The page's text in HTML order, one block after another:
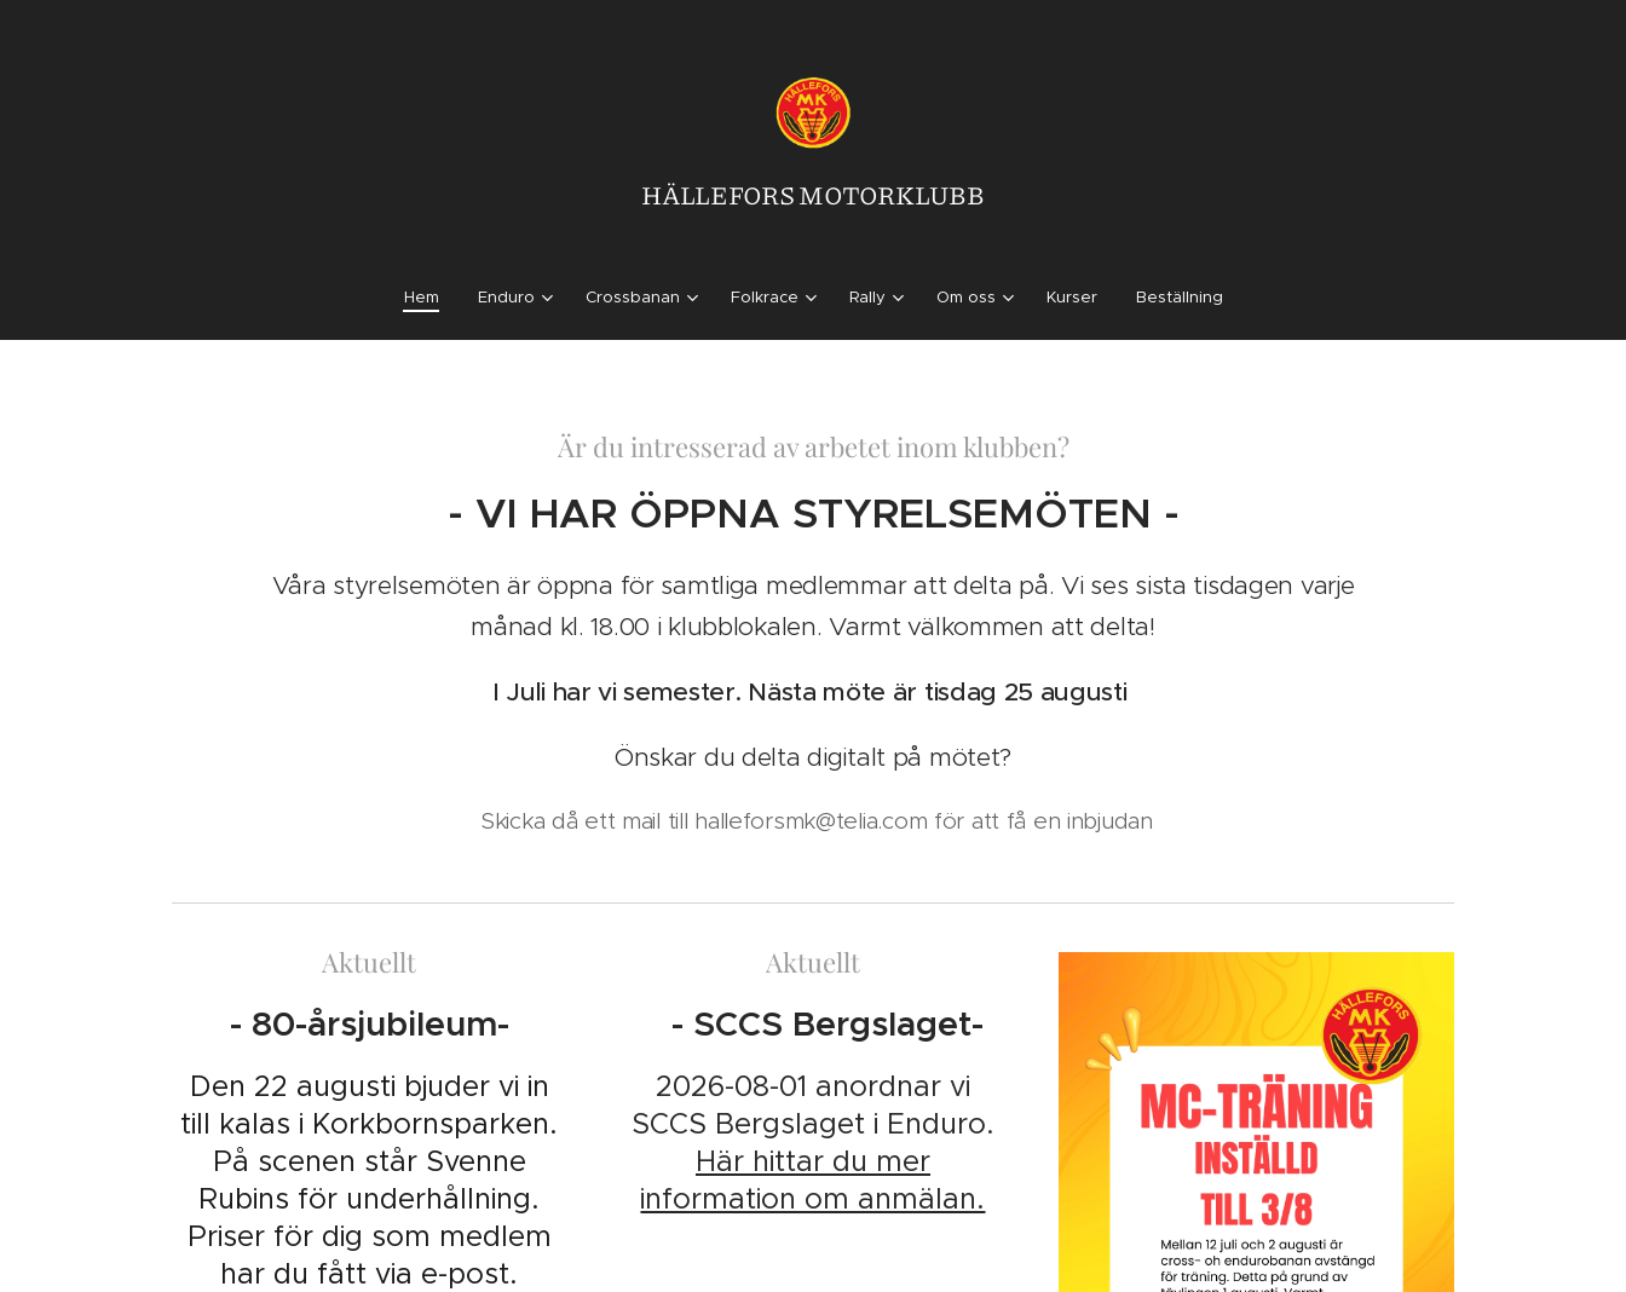
HÄLLEFORS MOTORKLUBB
Hem Enduro Crossbanan Folkrace Rally Om oss Kurser Beställning
Är du intresserad av arbetet inom klubben?
- VI HAR ÖPPNA STYRELSEMÖTEN -
Våra styrelsemöten är öppna för samtliga medlemmar att delta på. Vi ses sista tisdagen varje
månad kl. 18.00 i klubblokalen. Varmt välkommen att delta!
I Juli har vi semester. Nästa möte är tisdag 25 augusti
Önskar du delta digitalt på mötet?
Skicka då ett mail till halleforsmk@telia.com för att få en inbjudan
Aktuellt
- 80-årsjubileum-
Den 22 augusti bjuder vi in
till kalas i Korkbornsparken.
På scenen står Svenne
Rubins för underhållning.
Priser för dig som medlem
har du fått via e-post.
Aktuellt
- SCCS Bergslaget-
2026-08-01 anordnar vi
SCCS Bergslaget i Enduro.
Här hittar du mer
information om anmälan.